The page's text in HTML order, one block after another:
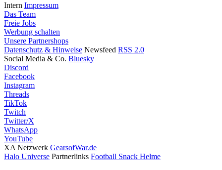
Intern Impressum
Das Team
Freie Jobs
Werbung schalten
Unsere Partnershops
Datenschutz & Hinweise Newsfeed RSS 2.0
Social Media & Co. Bluesky
Discord
Facebook
Instagram
Threads
TikTok
Twitch
Twitter/X
WhatsApp
YouTube
XA Netzwerk GearsofWar.de
Halo Universe Partnerlinks Football Snack Helme